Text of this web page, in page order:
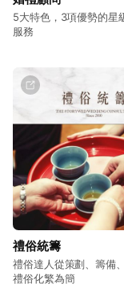
美好的愛情旅程，
事，每一對新人，
❝ 在這個充滿愛與
禮服務 ❞
無論是婚禮策劃、
影、婚禮錄影、
妝造型、求婚企
需求，讓您在這個
照顧。
❝ 成為彼此生命中
在這場愛情的演繹
每一個幸福的時刻
5大特色，3項優勢的星
服務
禮俗統籌
禮俗達人從策劃、籌備
禮俗化繁為簡